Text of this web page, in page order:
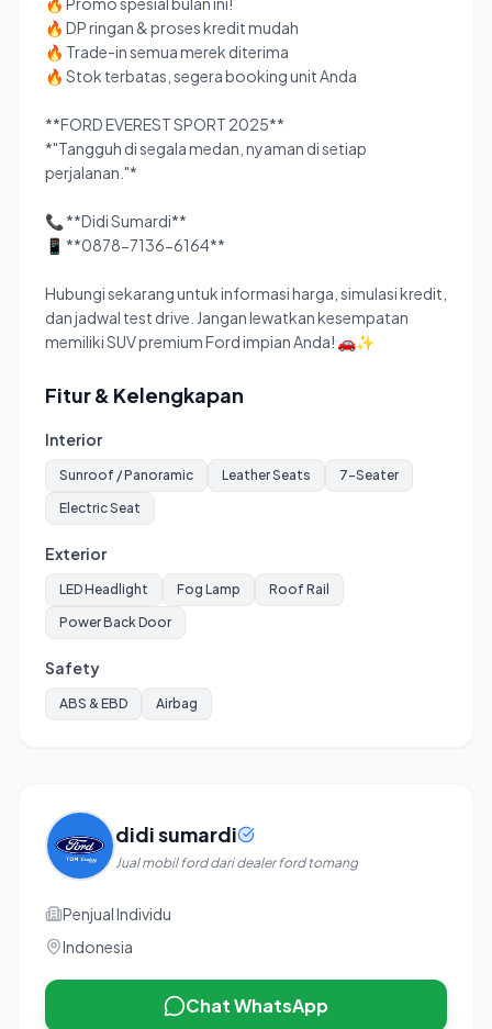
🔥 DP ringan & proses kredit mudah
🔥 Trade-in semua merek diterima
🔥 Stok terbatas, segera booking unit Anda
**FORD EVEREST SPORT 2025**
*"Tangguh di segala medan, nyaman di setiap
perjalanan."*
📞 **Didi Sumardi**
📱 **0878-7136-6164**
Hubungi sekarang untuk informasi harga, simulasi kredit,
dan jadwal test drive. Jangan lewatkan kesempatan
memiliki SUV premium Ford impian Anda! 🚗✨
Fitur & Kelengkapan
Interior
Sunroof / Panoramic Leather Seats
7-Seater
Electric Seat
Exterior
LED Headlight Fog Lamp
Roof Rail
Power Back Door
Safety
ABS & EBD Airbag
didi sumardi
Jual mobil ford dari dealer ford tomang
Penjual Individu
Indonesia
Chat WhatsApp